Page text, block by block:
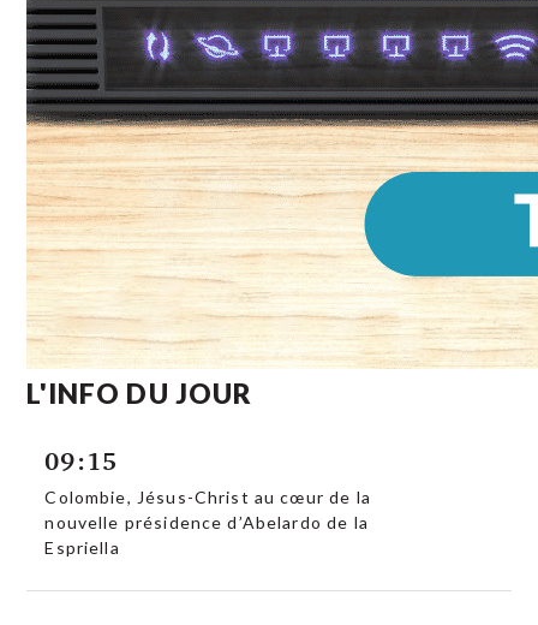
L'INFO DU JOUR
09:15
Colombie, Jésus-Christ au cœur de la
nouvelle présidence d’Abelardo de la
Espriella